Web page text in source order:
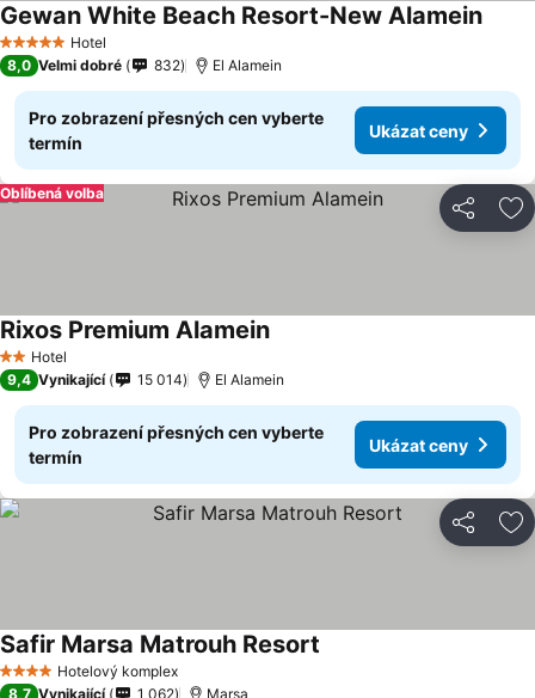
5 Počet hvězdiček
Hotel
Gewan White Beach Resort-New Alamein
8,0 Velmi dobré 832 El Alamein
Pro zobrazení přesných cen vyberte
termín
Ukázat ceny
Sdílet
Oblíbená volba
2 Počet hvězdiček
Hotel
Rixos Premium Alamein
9,4 Vynikající 15 014 El Alamein
Pro zobrazení přesných cen vyberte
termín
Ukázat ceny
Sdílet
4 Počet hvězdiček
Hotelový komplex
Safir Marsa Matrouh Resort
8,7 Vynikající 1 062 Marsa